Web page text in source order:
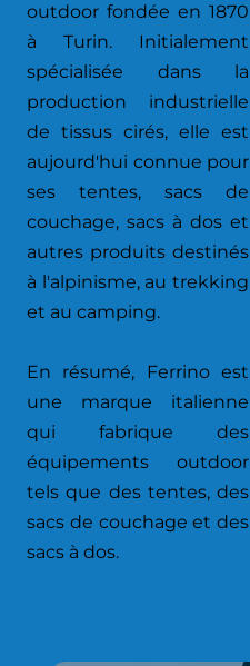
outdoor fondée en 1870
à Turin. Initialement
spécialisée dans la
production industrielle
de tissus cirés, elle est
aujourd'hui connue pour
ses tentes, sacs de
couchage, sacs à dos et
autres produits destinés
à l'alpinisme, au trekking
et au camping.
En résumé, Ferrino est
une marque italienne
qui fabrique des
équipements outdoor
tels que des tentes, des
sacs de couchage et des
sacs à dos.